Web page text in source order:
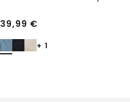
39,99 €
+ 1